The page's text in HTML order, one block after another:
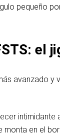
pequeño
el
avanzado
monta en el